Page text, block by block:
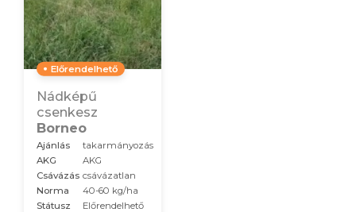
Előrendelhető
Nádképű
csenkesz
Borneo
Ajánlás
takarmányozás
AKG
AKG
Csávázás csávázatlan
Norma
40-60 kg/ha
Státusz
Előrendelhető